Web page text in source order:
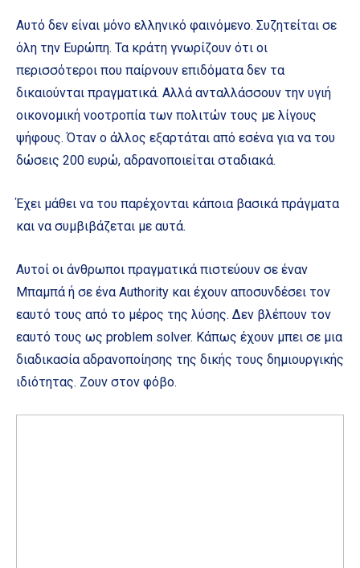
Αυτό δεν είναι μόνο ελληνικό φαινόμενο. Συζητείται σε
όλη την Ευρώπη. Τα κράτη γνωρίζουν ότι οι
περισσότεροι που παίρνουν επιδόματα δεν τα
δικαιούνται πραγματικά. Αλλά ανταλλάσσουν την υγιή
οικονομική νοοτροπία των πολιτών τους με λίγους
ψήφους. Όταν ο άλλος εξαρτάται από εσένα για να του
δώσεις 200 ευρώ, αδρανοποιείται σταδιακά.
Έχει μάθει να του παρέχονται κάποια βασικά πράγματα
και να συμβιβάζεται με αυτά.
Αυτοί οι άνθρωποι πραγματικά πιστεύουν σε έναν
Μπαμπά ή σε ένα Authority και έχουν αποσυνδέσει τον
εαυτό τους από το μέρος της λύσης. Δεν βλέπουν τον
εαυτό τους ως problem solver. Κάπως έχουν μπει σε μια
διαδικασία αδρανοποίησης της δικής τους δημιουργικής
ιδιότητας. Ζουν στον φόβο.